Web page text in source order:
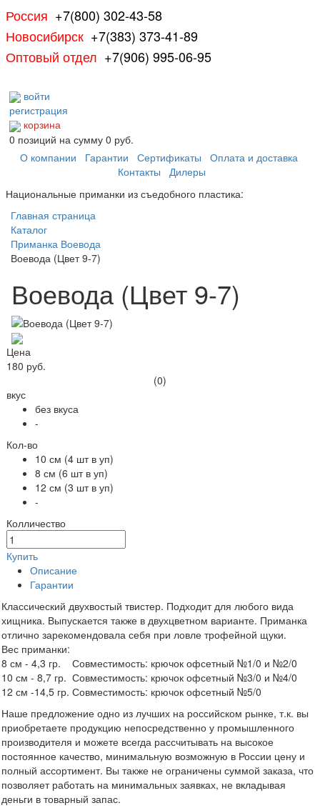
Россия +7(800) 302-43-58
Новосибирск +7(383) 373-41-89
Оптовый отдел +7(906) 995-06-95
войти
регистрация
корзина
0 позиций на сумму 0 руб.
О компании
Гарантии Сертификаты
Оплата и доставка
Контакты
Дилеры
Национальные приманки из съедобного пластика:
Главная страница
Каталог
Приманка Воевода
Воевода (Цвет 9-7)
Воевода (Цвет 9-7)
Цена
180 руб.
(0)
вкус
без вкуса
-
Кол-во
10 см (4 шт в уп)
8 см (6 шт в уп)
12 см (3 шт в уп)
-
Колличество
Купить
Описание
Гарантии
Классический двухвостый твистер. Подходит для любого вида
хищника. Выпускается также в двухцветном варианте. Приманка
отлично зарекомендовала себя при ловле трофейной щуки.
Вес приманки:
8 см - 4,3 гр. Совместимость: крючок офсетный №1/0 и №2/0
10 см - 8,7 гр. Совместимость: крючок офсетный №3/0 и №4/0
12 см -14,5 гр. Совместимость: крючок офсетный №5/0
Наше предложение одно из лучших на российском рынке, т.к. вы
приобретаете продукцию непосредственно у промышленного
производителя и можете всегда рассчитывать на высокое
постоянное качество, минимальную возможную в России цену и
полный ассортимент. Вы также не ограничены суммой заказа, что
позволяет работать на минимальных заявках, не вкладывая
деньги в товарный запас.